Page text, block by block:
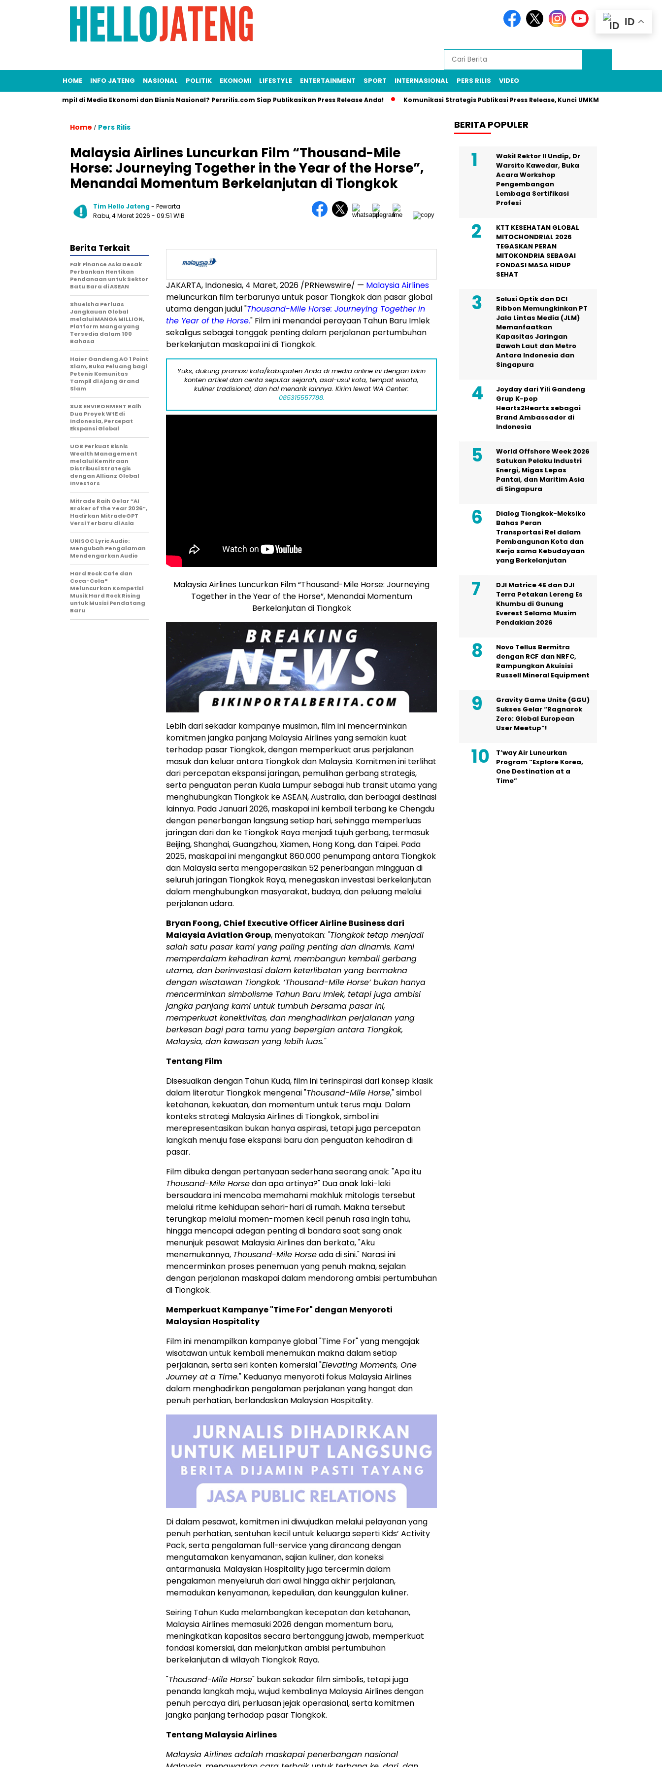
HOME INFO JATENG NASIONAL POLITIK EKONOMI LIFESTYLE ENTERTAINMENT SPORT INTERNASIONAL PERS RILIS VIDEO
Ingin Tampil di Media Ekonomi dan Bisnis Nasional? Persrilis.com Siap Publikasikan Press Release Anda! Komunikasi Strategis Publikasi Press Release, Kunci UMKM Memenangkan
Home / Pers Rilis
Malaysia Airlines Luncurkan Film “Thousand-Mile
Horse: Journeying Together in the Year of the Horse”,
Menandai Momentum Berkelanjutan di Tiongkok
Tim Hello Jateng- Pewarta
Rabu, 4 Maret 2026 - 09:51 WIB
JAKARTA, Indonesia, 4 Maret, 2026 /PRNewswire/ — Malaysia Airlines
meluncurkan film terbarunya untuk pasar Tiongkok dan pasar global
utama dengan judul "Thousand-Mile Horse: Journeying Together in
the Year of the Horse." Film ini menandai perayaan Tahun Baru Imlek
sekaligus sebagai tonggak penting dalam perjalanan pertumbuhan
berkelanjutan maskapai ini di Tiongkok.
Yuks, dukung promosi kota/kabupaten Anda di media online ini dengan bikin
konten artikel dan cerita seputar sejarah, asal-usul kota, tempat wisata,
kuliner tradisional, dan hal menarik lainnya. Kirim lewat WA Center:
085315557788.
Malaysia Airlines Luncurkan Film “Thousand-Mile Horse: Journeying
Together in the Year of the Horse”, Menandai Momentum
Berkelanjutan di Tiongkok
Lebih dari sekadar kampanye musiman, film ini mencerminkan
komitmen jangka panjang Malaysia Airlines yang semakin kuat
terhadap pasar Tiongkok, dengan memperkuat arus perjalanan
masuk dan keluar antara Tiongkok dan Malaysia. Komitmen ini terlihat
dari percepatan ekspansi jaringan, pemulihan gerbang strategis,
serta penguatan peran Kuala Lumpur sebagai hub transit utama yang
menghubungkan Tiongkok ke ASEAN, Australia, dan berbagai destinasi
lainnya. Pada Januari 2026, maskapai ini kembali terbang ke Chengdu
dengan penerbangan langsung setiap hari, sehingga memperluas
jaringan dari dan ke Tiongkok Raya menjadi tujuh gerbang, termasuk
Beijing, Shanghai, Guangzhou, Xiamen, Hong Kong, dan Taipei. Pada
2025, maskapai ini mengangkut 860.000 penumpang antara Tiongkok
dan Malaysia serta mengoperasikan 52 penerbangan mingguan di
seluruh jaringan Tiongkok Raya, menegaskan investasi berkelanjutan
dalam menghubungkan masyarakat, budaya, dan peluang melalui
perjalanan udara.
Bryan Foong, Chief Executive Officer Airline Business dari
Malaysia Aviation Group, menyatakan: "Tiongkok tetap menjadi
salah satu pasar kami yang paling penting dan dinamis. Kami
memperdalam kehadiran kami, membangun kembali gerbang
utama, dan berinvestasi dalam keterlibatan yang bermakna
dengan wisatawan Tiongkok. ‘Thousand-Mile Horse’ bukan hanya
mencerminkan simbolisme Tahun Baru Imlek, tetapi juga ambisi
jangka panjang kami untuk tumbuh bersama pasar ini,
memperkuat konektivitas, dan menghadirkan perjalanan yang
berkesan bagi para tamu yang bepergian antara Tiongkok,
Malaysia, dan kawasan yang lebih luas."
Tentang Film
Disesuaikan dengan Tahun Kuda, film ini terinspirasi dari konsep klasik
dalam literatur Tiongkok mengenai "Thousand-Mile Horse," simbol
ketahanan, kekuatan, dan momentum untuk terus maju. Dalam
konteks strategi Malaysia Airlines di Tiongkok, simbol ini
merepresentasikan bukan hanya aspirasi, tetapi juga percepatan
langkah menuju fase ekspansi baru dan penguatan kehadiran di
pasar.
Film dibuka dengan pertanyaan sederhana seorang anak: "Apa itu
Thousand-Mile Horsedan apa artinya?" Dua anak laki-laki
bersaudara ini mencoba memahami makhluk mitologis tersebut
melalui ritme kehidupan sehari-hari di rumah. Makna tersebut
terungkap melalui momen-momen kecil penuh rasa ingin tahu,
hingga mencapai adegan penting di bandara saat sang anak
menunjuk pesawat Malaysia Airlines dan berkata, "Aku
menemukannya, Thousand-Mile Horseada di sini." Narasi ini
mencerminkan proses penemuan yang penuh makna, sejalan
dengan perjalanan maskapai dalam mendorong ambisi pertumbuhan
di Tiongkok.
Memperkuat Kampanye "Time For" dengan Menyoroti
Malaysian Hospitality
Film ini menampilkan kampanye global "Time For" yang mengajak
wisatawan untuk kembali menemukan makna dalam setiap
perjalanan, serta seri konten komersial "Elevating Moments, One
Journey at a Time." Keduanya menyoroti fokus Malaysia Airlines
dalam menghadirkan pengalaman perjalanan yang hangat dan
penuh perhatian, berlandaskan Malaysian Hospitality.
Di dalam pesawat, komitmen ini diwujudkan melalui pelayanan yang
penuh perhatian, sentuhan kecil untuk keluarga seperti Kids’ Activity
Pack, serta pengalaman full-service yang dirancang dengan
mengutamakan kenyamanan, sajian kuliner, dan koneksi
antarmanusia. Malaysian Hospitality juga tercermin dalam
pengalaman menyeluruh dari awal hingga akhir perjalanan,
memadukan kenyamanan, kepedulian, dan keunggulan kuliner.
Seiring Tahun Kuda melambangkan kecepatan dan ketahanan,
Malaysia Airlines memasuki 2026 dengan momentum baru,
meningkatkan kapasitas secara bertanggung jawab, memperkuat
fondasi komersial, dan melanjutkan ambisi pertumbuhan
berkelanjutan di wilayah Tiongkok Raya.
"Thousand-Mile Horse" bukan sekadar film simbolis, tetapi juga
penanda langkah maju, wujud kembalinya Malaysia Airlines dengan
penuh percaya diri, perluasan jejak operasional, serta komitmen
jangka panjang terhadap pasar Tiongkok.
Tentang Malaysia Airlines
Malaysia Airlines adalah maskapai penerbangan nasional
Berita Terkait
Fair Finance Asia Desak
Perbankan Hentikan
Pendanaan untuk Sektor
Batu Bara di ASEAN
Shueisha Perluas
Jangkauan Global
melalui MANGA MILLION,
Platform Manga yang
Tersedia dalam 100
Bahasa
Haier Gandeng AO 1 Point
Slam, Buka Peluang bagi
Petenis Komunitas
Tampil di Ajang Grand
Slam
SUS ENVIRONMENT Raih
Dua Proyek WtE di
Indonesia, Percepat
Ekspansi Global
UOB Perkuat Bisnis
Wealth Management
melalui Kemitraan
Distribusi Strategis
dengan Allianz Global
Investors
Mitrade Raih Gelar “AI
Broker of the Year 2026”,
Hadirkan MitradeGPT
Versi Terbaru di Asia
UNISOC Lyric Audio:
Mengubah Pengalaman
Mendengarkan Audio
Hard Rock Cafe dan
Coca-Cola®
Meluncurkan Kompetisi
Musik Hard Rock Rising
untuk Musisi Pendatang
Baru
BERITA POPULER
Wakil Rektor II Undip, Dr
Warsito Kawedar, Buka
Acara Workshop
Pengembangan
Lembaga Sertifikasi
Profesi
KTT KESEHATAN GLOBAL
MITOCHONDRIAL 2026
TEGASKAN PERAN
MITOKONDRIA SEBAGAI
FONDASI MASA HIDUP
SEHAT
Solusi Optik dan DCI
Ribbon Memungkinkan PT
Jala Lintas Media (JLM)
Memanfaatkan
Kapasitas Jaringan
Bawah Laut dan Metro
Antara Indonesia dan
Singapura
Joyday dari Yili Gandeng
Grup K-pop
Hearts2Hearts sebagai
Brand Ambassador di
Indonesia
World Offshore Week 2026
Satukan Pelaku Industri
Energi, Migas Lepas
Pantai, dan Maritim Asia
di Singapura
Dialog Tiongkok-Meksiko
Bahas Peran
Transportasi Rel dalam
Pembangunan Kota dan
Kerja sama Kebudayaan
yang Berkelanjutan
DJI Matrice 4E dan DJI
Terra Petakan Lereng Es
Khumbu di Gunung
Everest Selama Musim
Pendakian 2026
Novo Tellus Bermitra
dengan RCF dan NRFC,
Rampungkan Akuisisi
Russell Mineral Equipment
Gravity Game Unite (GGU)
Sukses Gelar “Ragnarok
Zero: Global European
User Meetup”!
T’way Air Luncurkan
Program “Explore Korea,
One Destination at a
Time”
ID